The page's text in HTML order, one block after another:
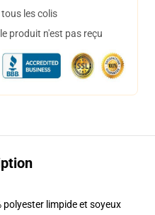
les colis
produit n'est pas reçu
limpide et soyeux